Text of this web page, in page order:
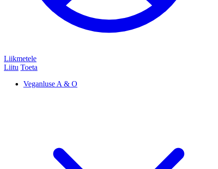
Liikmetele
Liitu Toeta
Veganluse A & O